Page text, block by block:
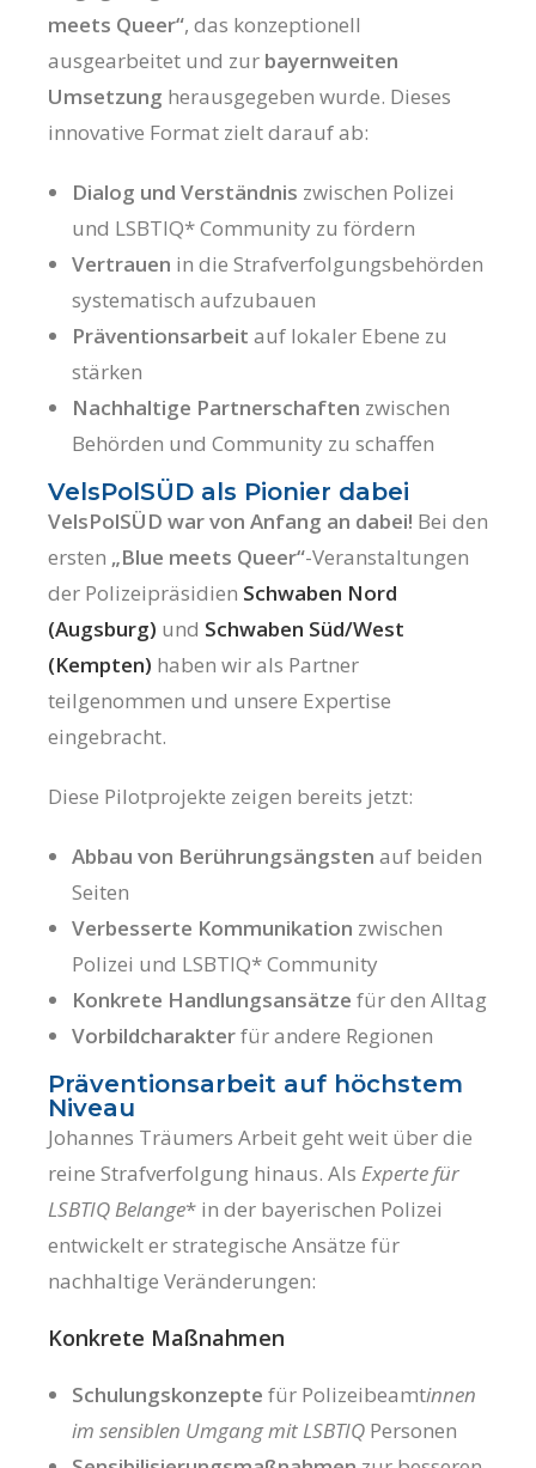
meets Queer“, das konzeptionell
ausgearbeitet und zur bayernweiten
Umsetzung herausgegeben wurde. Dieses
innovative Format zielt darauf ab:
Dialog und Verständnis zwischen Polizei
und LSBTIQ* Community zu fördern
Vertrauen in die Strafverfolgungsbehörden
systematisch aufzubauen
Präventionsarbeit auf lokaler Ebene zu
stärken
Nachhaltige Partnerschaften zwischen
Behörden und Community zu schaffen
VelsPolSÜD als Pionier dabei
VelsPolSÜD war von Anfang an dabei! Bei den
ersten „Blue meets Queer“-Veranstaltungen
der Polizeipräsidien Schwaben Nord
(Augsburg) und Schwaben Süd/West
(Kempten) haben wir als Partner
teilgenommen und unsere Expertise
eingebracht.
Diese Pilotprojekte zeigen bereits jetzt:
Abbau von Berührungsängsten auf beiden
Seiten
Verbesserte Kommunikation zwischen
Polizei und LSBTIQ* Community
Konkrete Handlungsansätze für den Alltag
Vorbildcharakterfür andere Regionen
Präventionsarbeit auf höchstem
Niveau
Johannes Träumers Arbeit geht weit über die
reine Strafverfolgung hinaus. Als Experte für
LSBTIQ Belange* in der bayerischen Polizei
entwickelt er strategische Ansätze für
nachhaltige Veränderungen:
Konkrete Maßnahmen
Schulungskonzepte für Polizeibeamtinnen
im sensiblen Umgang mit LSBTIQ Personen